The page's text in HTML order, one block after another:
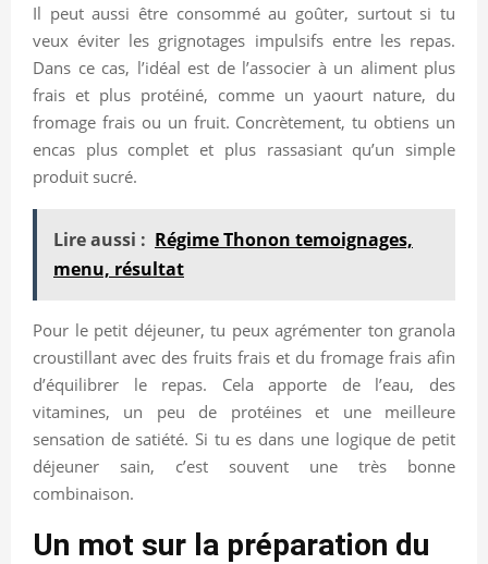
Il peut aussi être consommé au goûter, surtout si tu
veux éviter les grignotages impulsifs entre les repas.
Dans ce cas, l’idéal est de l’associer à un aliment plus
frais et plus protéiné, comme un yaourt nature, du
fromage frais ou un fruit. Concrètement, tu obtiens un
encas plus complet et plus rassasiant qu’un simple
produit sucré.
Lire aussi : Régime Thonon temoignages,
menu, résultat
Pour le petit déjeuner, tu peux agrémenter ton granola
croustillant avec des fruits frais et du fromage frais afin
d’équilibrer le repas. Cela apporte de l’eau, des
vitamines, un peu de protéines et une meilleure
sensation de satiété. Si tu es dans une logique de petit
déjeuner sain, c’est souvent une très bonne
combinaison.
Un mot sur la préparation du